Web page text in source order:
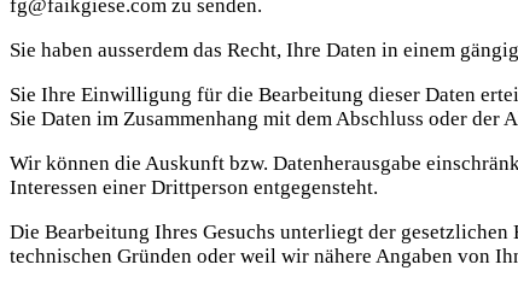
fg@faikgiese.com zu senden.
Sie haben ausserdem das Recht, Ihre Daten in einem
Sie Ihre Einwilligung für die Bearbeitung dieser Daten
Sie Daten im Zusammenhang mit dem Abschluss oder der
Wir können die Auskunft bzw. Datenherausgabe
Interessen einer Drittperson entgegensteht.
Die Bearbeitung Ihres Gesuchs unterliegt der
technischen Gründen oder weil wir nähere Angaben von